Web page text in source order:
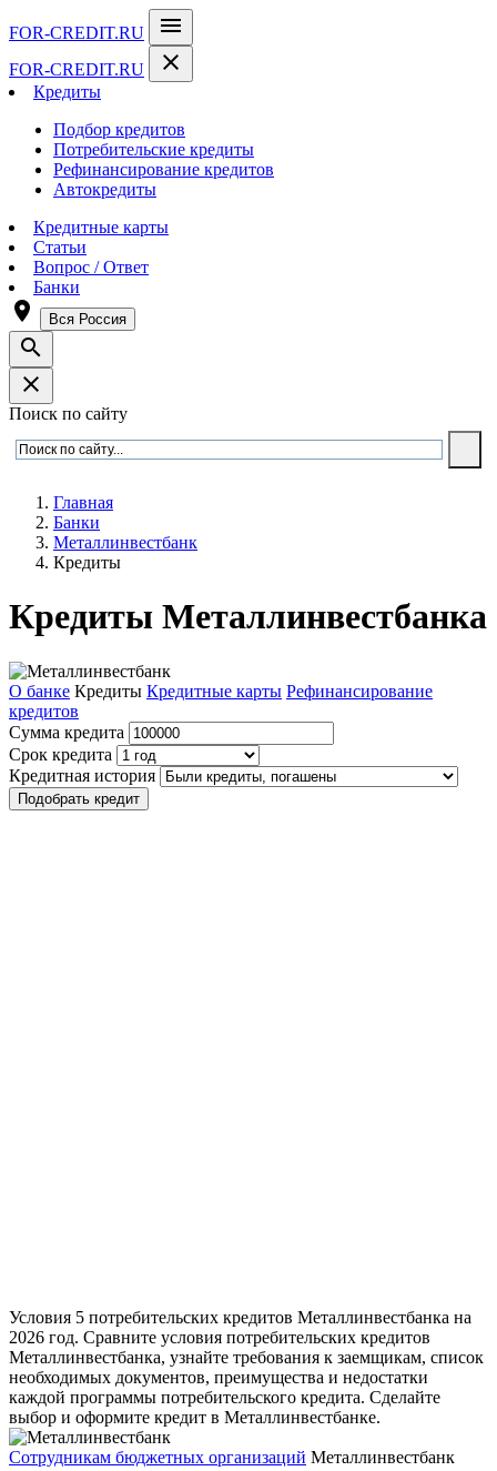
FOR-CREDIT.RU menu
FOR-CREDIT.RU close
Кредиты
Подбор кредитов
Потребительские кредиты
Рефинансирование кредитов
Автокредиты
Кредитные карты
Статьи
Вопрос / Ответ
Банки
room Вся Россия
search
close
Поиск по сайту
Главная
Банки
Металлинвестбанк
Кредиты
Кредиты Металлинвестбанка
О банке Кредиты Кредитные карты Рефинансирование
кредитов
Сумма кредита
Срок кредита
Кредитная история
Подобрать кредит
Условия 5 потребительских кредитов Металлинвестбанка на
2026 год. Сравните условия потребительских кредитов
Металлинвестбанка, узнайте требования к заемщикам, список
необходимых документов, преимущества и недостатки
каждой программы потребительского кредита. Сделайте
выбор и оформите кредит в Металлинвестбанке.
Сотрудникам бюджетных организаций Металлинвестбанк